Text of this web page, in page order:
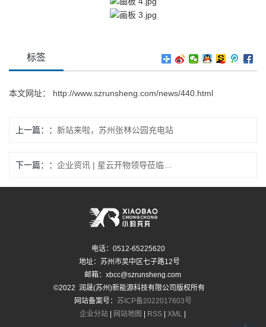
标签
本文网址： http://www.szrunsheng.com/news/440.html
上一篇： 新站来啦，苏州张林公园充电站
下一篇：
电话：0512-65225620
地址：苏州市吴中区七子路12号
邮箱：xbcc@szrunsheng.com
©2022 润晟(苏州)新能源科技有限公司版权所有
网站备案号： 苏ICP备2022017603号
企业分站 | 网站地图 | RSS | XML |